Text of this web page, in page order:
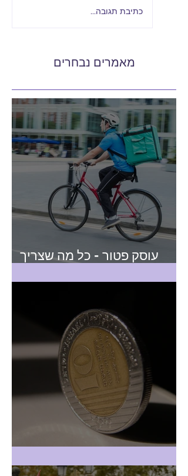
כתיבת תגובה...
מאמרים נבחרים
עוסק פטור - כל מה שצריך